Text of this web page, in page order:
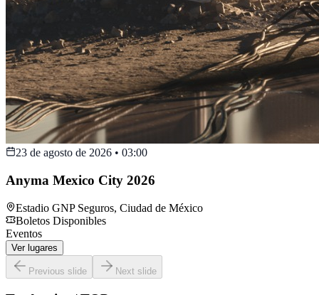
23 de agosto de 2026 • 03:00
Anyma Mexico City 2026
Estadio GNP Seguros, Ciudad de México
Boletos Disponibles
Eventos
Ver lugares
Previous slide Next slide